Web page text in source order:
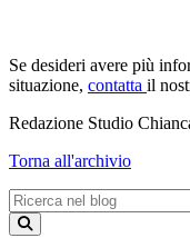
Se desideri avere più
situazione, contatta il
Redazione Studio
Torna all'archivio